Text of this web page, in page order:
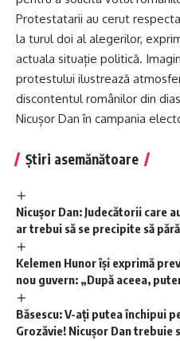
Protestatarii au cerut
la turul doi al alegerilor,
actuala situație politică.
protestului ilustrează
discontentul românilor din
Nicușor Dan în campania
Știri asemănătoare
Nicușor Dan: Judecătorii care
ar trebui să se precipite să
Kelemen Hunor își exprimă
nou guvern: „După aceea,
Băsescu: V-ați putea închipui
Grozăvie! Nicușor Dan trebuie